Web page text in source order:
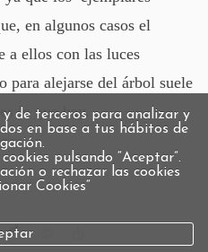
en algunos casos el
a ellos con las luces
para alejarse del árbol suele
lo que hay.
de terceros para analizar y
en base a tus hábitos de
pulsando “Aceptar”.
o rechazar las cookies
Cookies“